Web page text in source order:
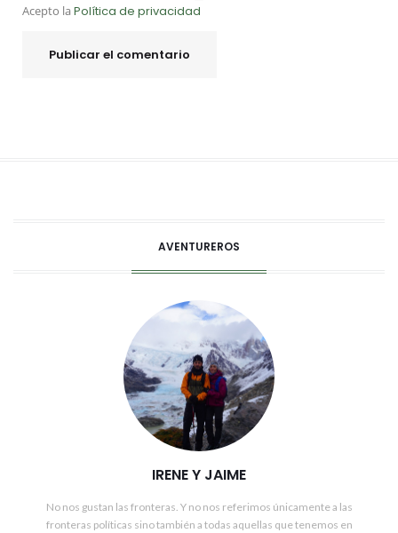
Acepto la Política de privacidad
AVENTUREROS
IRENE Y JAIME
No nos gustan las fronteras. Y no nos referimos únicamente a las
fronteras políticas sino también a todas aquellas que tenemos en